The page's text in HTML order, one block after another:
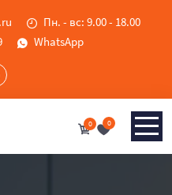
Пн. - вс: 9.00 - 18.00
WhatsApp
0 0